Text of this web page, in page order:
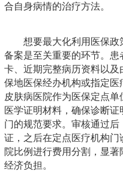
合自身病情的治疗方法。
想要最大化利用医保政
备案是至关重要的环节。
卡、近期完整病历资料以
保地医保经办机构或指定
皮肤病医院作为医保定点
医学证明材料，确保诊断
门的规范要求。审核通过
证，之后在定点医疗机构
院比例进行费用分割，显
经济负担。